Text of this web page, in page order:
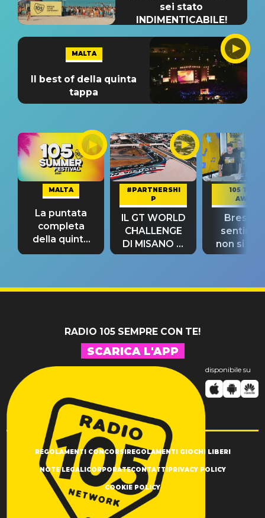
sei stato
INDIMENTICABILE!
MALTA
Il best of della quinta
tappa
MALTA
La puntata
completa
della quinta
tappa
#PARTNERSHI
P
IL GT WORLD
CHALLENGE
DI MISANO si
riconferma
105 TAKE
AWAY
Bresh:
non si
fino alla
RADIO 105 SEMPRE CON TE!
SCARICA L'APP
disponibile su
REGOLAMENTI CONCORSI REGOLAMENTI GIOCHI LIBERI
NOTE LEGALI CORPORATECONTATTI PRIVACY POLICY
COOKIE POLICY